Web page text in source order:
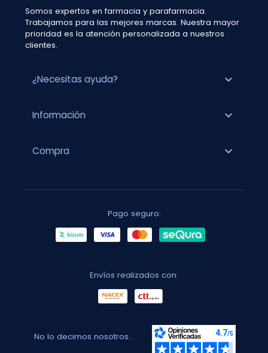
Somos expertos en farmacia y parafarmacia.
Trabajamos para las mejores marcas. Nuestra mayor
prioridad es la atención personalizada a nuestros
clientes.
¿Necesitas ayuda? expand_more
Información expand_more
Compra expand_more
Pago seguro:
Envíos realizados con:
No lo decimos nosotros...